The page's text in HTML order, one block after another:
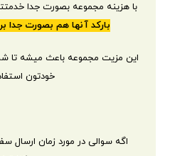
با هزینه مجموعه بصورت جدا
بارکد آنها هم بصورت جدا
این مزیت مجموعه باعث میشه تا
خودتون
اگه سوالی در مورد زمان ارسال